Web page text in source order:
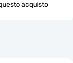
acquisto